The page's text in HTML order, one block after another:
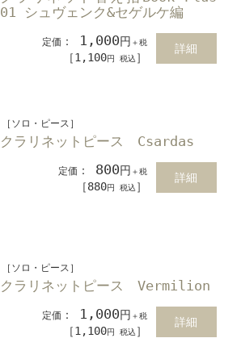
01 シュヴェンク&セゲルケ編
定価 ： 1,000円 ＋税
［1,100円 税込 ］
詳細
［ソロ・ピース］
クラリネットピース Csardas
定価 ： 800円 ＋税
［880円 税込 ］
詳細
［ソロ・ピース］
クラリネットピース Vermilion
定価 ： 1,000円 ＋税
［1,100円 税込 ］
詳細